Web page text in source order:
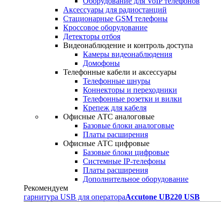
Аксессуары для радиостанций
Стационарные GSM телефоны
Кроссовое оборудование
Детекторы отбоя
Видеонаблюдение и контроль доступа
Камеры видеонаблюдения
Домофоны
Телефонные кабели и аксессуары
Телефонные шнуры
Коннекторы и переходники
Телефонные розетки и вилки
Крепеж для кабеля
Офисные АТС аналоговые
Базовые блоки аналоговые
Платы расширения
Офисные АТС цифровые
Базовые блоки цифровые
Системные IP-телефоны
Платы расширения
Дополнительное оборудование
Рекомендуем
гарнитура USB для оператораAccutone UB220 USB